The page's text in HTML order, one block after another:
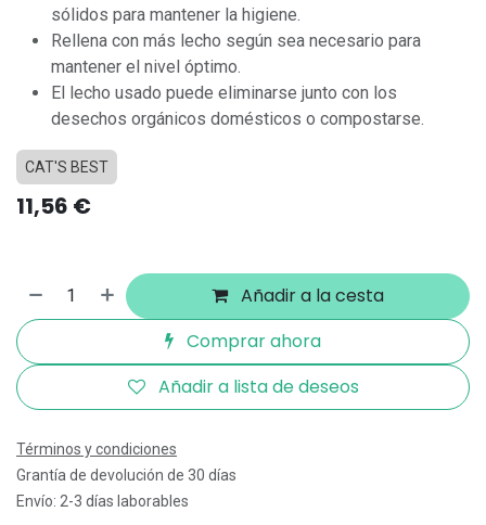
sólidos para mantener la higiene.
Rellena con más lecho según sea necesario para
mantener el nivel óptimo.
El lecho usado puede eliminarse junto con los
desechos orgánicos domésticos o compostarse.
CAT'S BEST
11,56 €
Añadir a la cesta
Comprar ahora
Añadir a lista de deseos
Términos y condiciones
Grantía de devolución de 30 días
Envío: 2-3 días laborables